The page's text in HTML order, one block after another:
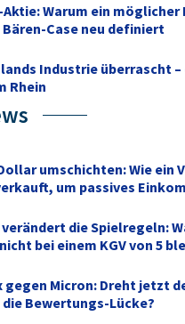
Aktie: Warum ein möglicher
Case neu definiert
Industrie überrascht
Rhein
umschichten: Wie ein
um passives
verändert die Spielregeln:
bei einem KGV von 5
gegen Micron: Dreht jetzt
die Bewertungs-Lücke?